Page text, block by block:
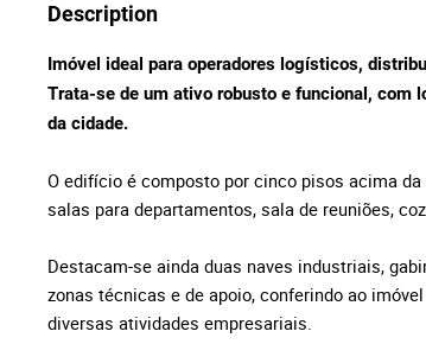
Description
Imóvel ideal para operadores logísticos,
Trata-se de um ativo robusto e funcional, com
da cidade.
O edifício é composto por cinco pisos acima
salas para departamentos, sala de reuniões,
Destacam-se ainda duas naves industriais,
zonas técnicas e de apoio, conferindo ao
diversas atividades empresariais.